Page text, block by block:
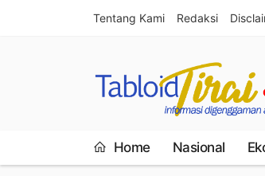
Tentang Kami Redaksi
Home Nasional